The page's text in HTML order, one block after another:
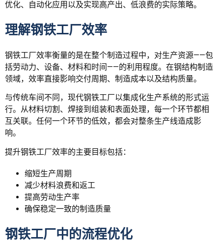
优化、自动化应用以及实现高产出、低浪费的实际策略。
理解钢铁工厂效率
钢铁工厂效率衡量的是在整个制造过程中，对生产资源——包
括劳动力、设备、材料和时间——的利用程度。在钢结构制造
领域，效率直接影响交付周期、制造成本以及结构质量。
与传统车间不同，现代钢铁工厂以集成化生产系统的形式运
行。从材料切割、焊接到组装和表面处理，每一个环节都相
互关联。任何一个环节的低效，都会对整条生产线造成影
响。
提升钢铁工厂效率的主要目标包括：
缩短生产周期
减少材料浪费和返工
提高劳动生产率
确保稳定一致的制造质量
钢铁工厂中的流程优化